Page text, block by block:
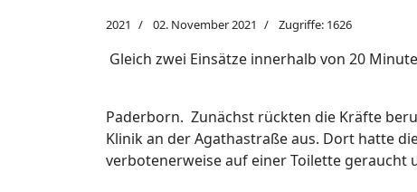
2021 02. November 2021 Zugriffe: 1626
Gleich zwei Einsätze innerhalb von 20
Paderborn. Zunächst rückten die Kräfte
Klinik an der Agathastraße aus. Dort hatte
verbotenerweise auf einer Toilette geraucht